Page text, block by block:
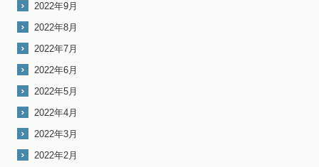
2022年9月
2022年8月
2022年7月
2022年6月
2022年5月
2022年4月
2022年3月
2022年2月